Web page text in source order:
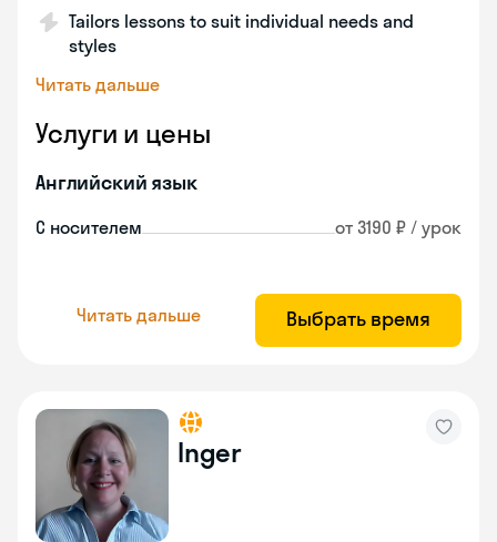
Tailors lessons to suit individual needs and
styles
Читать дальше
Услуги и цены
Английский язык
С носителем от 3190 ₽ / урок
Читать дальше Выбрать время
Inger